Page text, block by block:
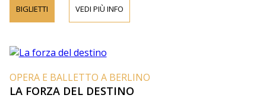
BIGLIETTI VEDI PIÙ INFO
OPERA E BALLETTO A BERLINO
LA FORZA DEL DESTINO